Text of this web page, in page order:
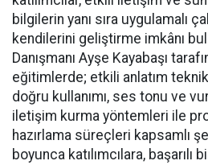
bilgilerin yanı sıra uygulamalı
kendilerini geliştirme imkânı
Danışmanı Ayşe Kayabaşı
eğitimlerde; etkili anlatım
doğru kullanımı, ses tonu ve
iletişim kurma yöntemleri ile
hazırlama süreçleri kapsamlı
boyunca katılımcılara, başarılı